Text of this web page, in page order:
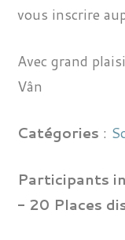
vous inscrire
Avec grand
Vân
Catégories :
Participants
- 20 Places